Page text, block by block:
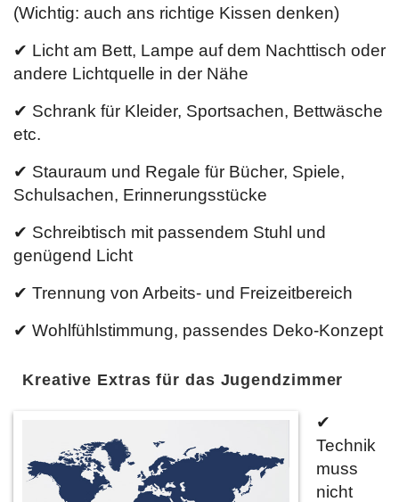
(Wichtig: auch ans richtige Kissen denken)
✔ Licht am Bett, Lampe auf dem Nachttisch oder
andere Lichtquelle in der Nähe
✔ Schrank für Kleider, Sportsachen, Bettwäsche
etc.
✔ Stauraum und Regale für Bücher, Spiele,
Schulsachen, Erinnerungsstücke
✔ Schreibtisch mit passendem Stuhl und
genügend Licht
✔ Trennung von Arbeits- und Freizeitbereich
✔ Wohlfühlstimmung, passendes Deko-Konzept
Kreative Extras für das Jugendzimmer
✔
Technik
muss
nicht